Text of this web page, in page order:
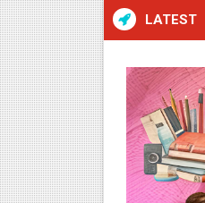
LATEST